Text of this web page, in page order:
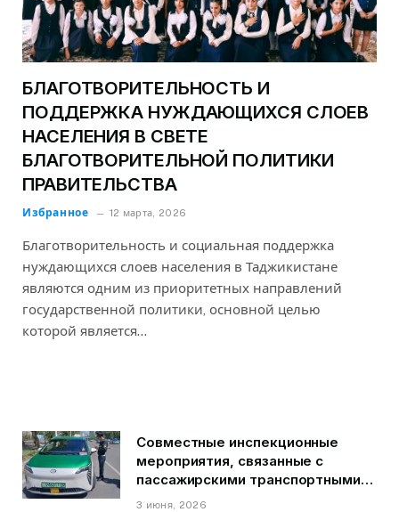
БЛАГОТВОРИТЕЛЬНОСТЬ И
ПОДДЕРЖКА НУЖДАЮЩИХСЯ СЛОЕВ
НАСЕЛЕНИЯ В СВЕТЕ
БЛАГОТВОРИТЕЛЬНОЙ ПОЛИТИКИ
ПРАВИТЕЛЬСТВА
Избранное 12 марта, 2026
Благотворительность и социальная поддержка
нуждающихся слоев населения в Таджикистане
являются одним из приоритетных направлений
государственной политики, основной целью
которой является…
Совместные инспекционные
мероприятия, связанные с
пассажирскими транспортными
средствами на территории
3 июня, 2026